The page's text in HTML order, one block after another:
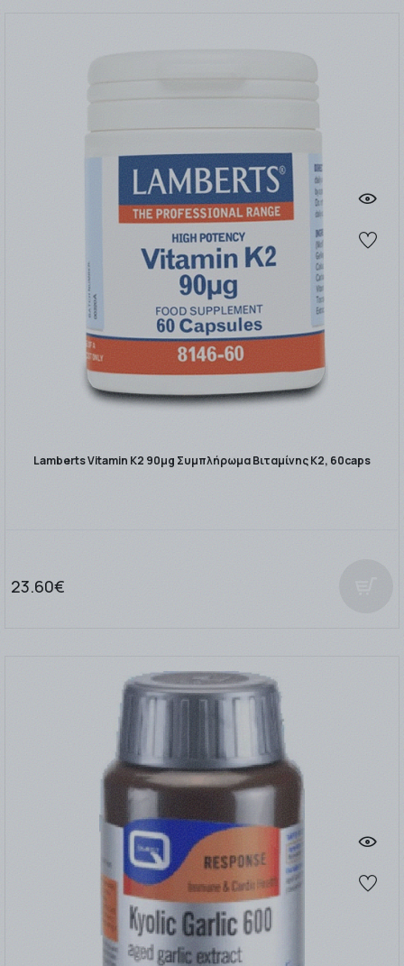
Lamberts Vitamin K2 90μg Συμπλήρωμα Βιταμίνης K2, 60caps
23.60€